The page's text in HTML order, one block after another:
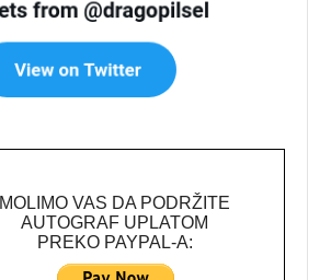
MOLIMO VAS DA PODRŽITE
AUTOGRAF UPLATOM
PREKO PAYPAL-A: